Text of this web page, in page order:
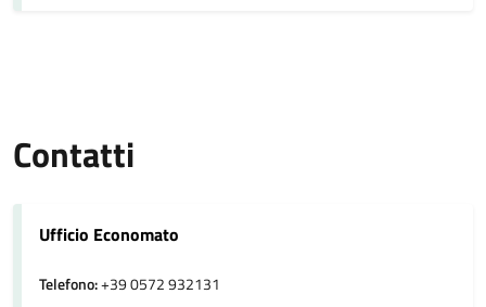
Contatti
Ufficio Economato
Telefono:+39 0572 932131